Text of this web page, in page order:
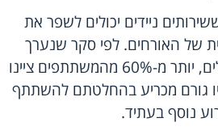
ניידים יכולים לשפר את
של האורחים. לפי סקר שנערך
בקרב משתתפי פסטיבלים, יותר מ-60% מהמשתתפים ציינו
גורם מכריע בהחלטתם להשתתף
נוסף בעתיד.